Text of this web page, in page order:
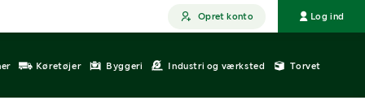
Opret konto Log ind
Køretøjer Byggeri Industri og værksted Torvet